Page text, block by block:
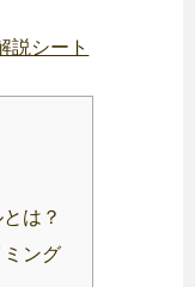
説シート
は？
ング